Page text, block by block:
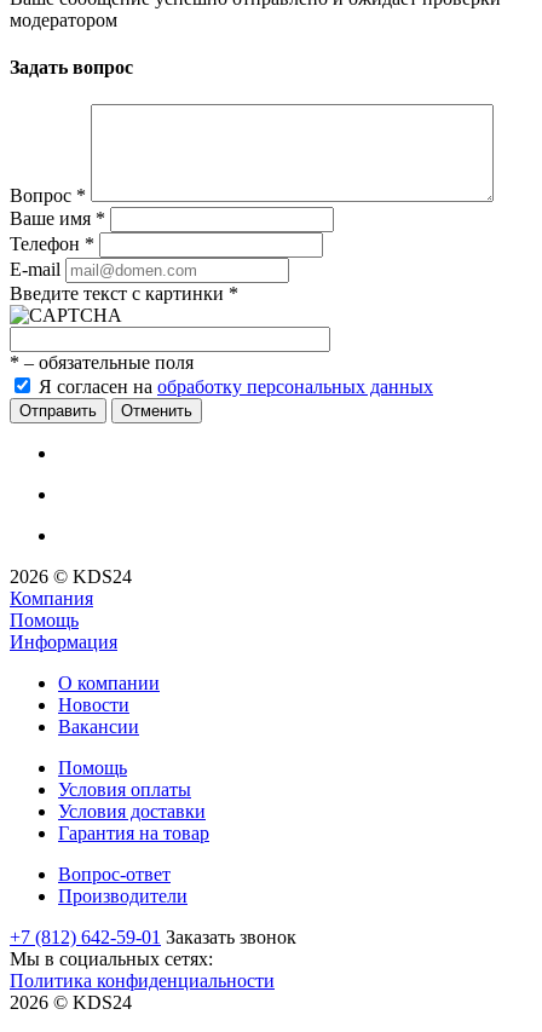
модератором
Задать вопрос
Вопрос *
Ваше имя *
Телефон *
E-mail
Введите текст с картинки *
* – обязательные поля
Я согласен на обработку персональных данных
Отменить
2026 © KDS24
Компания
Помощь
Информация
О компании
Новости
Вакансии
Помощь
Условия оплаты
Условия доставки
Гарантия на товар
Вопрос-ответ
Производители
+7 (812) 642-59-01 Заказать звонок
Мы в социальных сетях:
Политика конфиденциальности
2026 © KDS24